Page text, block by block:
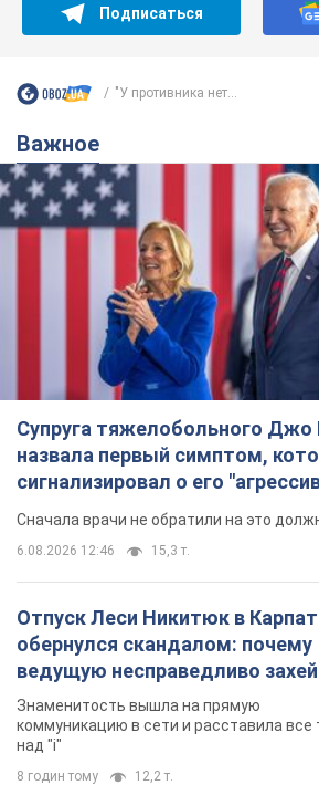
Подписаться
"У противника нет...
Важное
Супруга тяжелобольного Джо
назвала первый симптом,
сигнализировал о его
Сначала врачи не обратили на это
6.08.2026 12:46 15,3 т.
Отпуск Леси Никитюк в
обернулся скандалом: почему
ведущую несправедливо
Знаменитость вышла на прямую
коммуникацию в сети и расставила все
над "i"
8 годин тому 12,2 т.